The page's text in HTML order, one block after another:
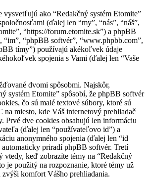
vysvetľujú ako “Redakčný systém Etomite”
(ďalej len “my”, “nás”, “náš”,
“https://forum.etomite.sk”) a phpBB
“im”, “phpBB softvér”, “www.phpbb.com”,
tímy”) používajú akékoľvek údaje
spojenia s Vami (ďalej len “Vaše
dvomi spôsobmi. Najskôr,
systém Etomite” spôsobí, že phpBB softvér
čo sú malé textové súbory, ktoré sú
na miesto, kde Váš internetový prehliadač
Prvé dve cookies obsahujú len informáciu
(ďalej len “používateľovo id”) a
anonymného spojenia (ďalej len “id
priradí phpBB softvér. Tretí
vtedy, keď zobrazíte témy na “Redakčný
je použitý na rozpoznanie, ktoré témy už
zvýši komfort Vášho prehliadania.